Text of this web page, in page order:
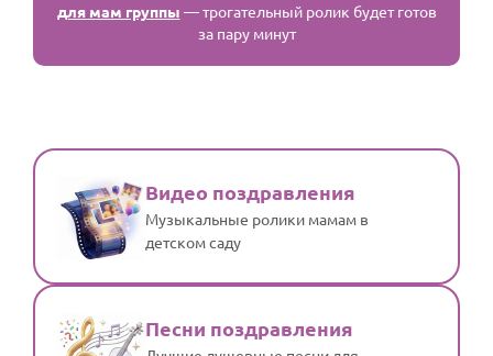
для мам группы — трогательный ролик будет готов
за пару минут
Видео поздравления
Музыкальные ролики мамам в
детском саду
Песни поздравления